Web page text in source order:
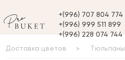
+(996) 707 804 774
+(996) 999 511 899
+(996) 228 074 744
Доставка цветов Тюльпаны